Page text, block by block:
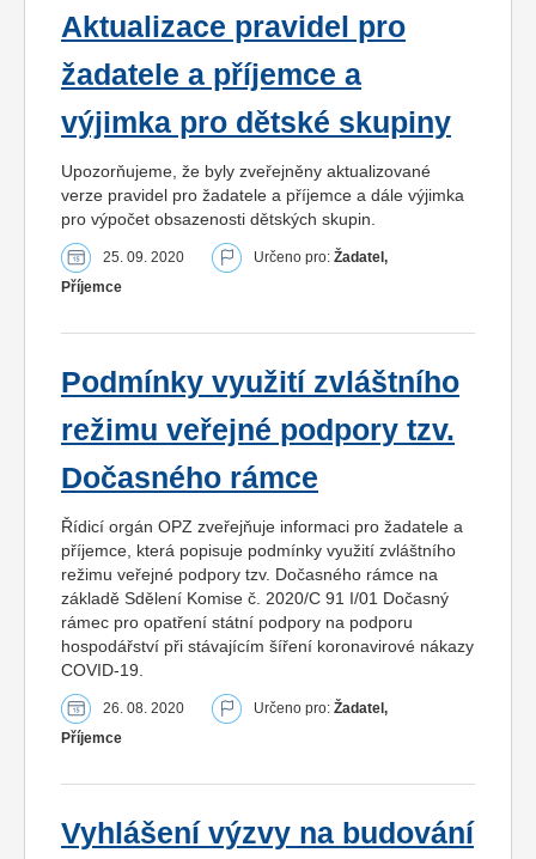
Aktualizace pravidel pro
žadatele a příjemce a
výjimka pro dětské skupiny
Upozorňujeme, že byly zveřejněny aktualizované
verze pravidel pro žadatele a příjemce a dále výjimka
pro výpočet obsazenosti dětských skupin.
25. 09. 2020 Určeno pro: Žadatel,
Příjemce
Podmínky využití zvláštního
režimu veřejné podpory tzv.
Dočasného rámce
Řídicí orgán OPZ zveřejňuje informaci pro žadatele a
příjemce, která popisuje podmínky využití zvláštního
režimu veřejné podpory tzv. Dočasného rámce na
základě Sdělení Komise č. 2020/C 91 I/01 Dočasný
rámec pro opatření státní podpory na podporu
hospodářství při stávajícím šíření koronavirové nákazy
COVID-19.
26. 08. 2020 Určeno pro: Žadatel,
Příjemce
Vyhlášení výzvy na budování